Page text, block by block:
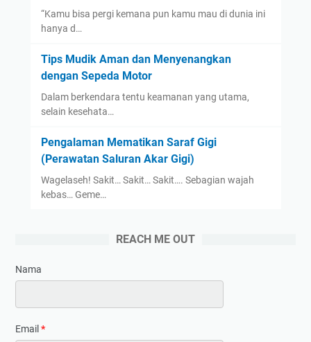
“Kamu bisa pergi kemana pun kamu mau di dunia ini
hanya d…
Tips Mudik Aman dan Menyenangkan
dengan Sepeda Motor
Dalam berkendara tentu keamanan yang utama,
selain kesehata…
Pengalaman Mematikan Saraf Gigi
(Perawatan Saluran Akar Gigi)
Wagelaseh! Sakit… Sakit… Sakit…. Sebagian wajah
kebas… Geme…
REACH ME OUT
Nama
Email *